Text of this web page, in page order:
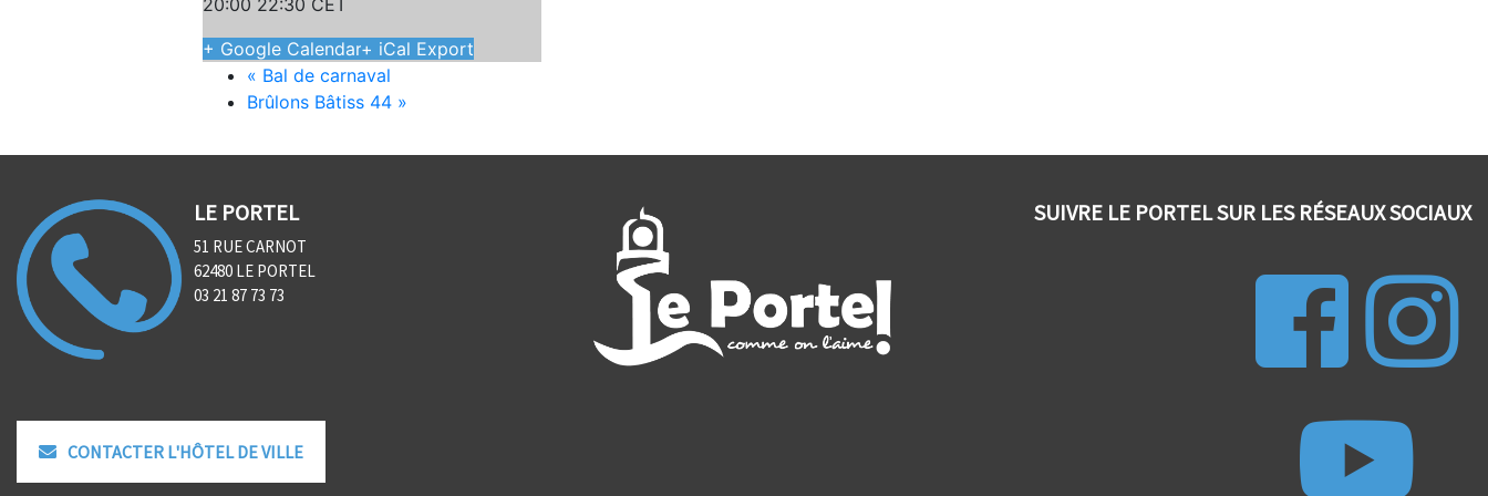
20:00 22:30 CET
+ Google Calendar+ iCal Export
« Bal de carnaval
Brûlons Bâtiss 44 »
LE PORTEL
51 RUE CARNOT
62480 LE PORTEL
03 21 87 73 73
CONTACTER L'HÔTEL DE VILLE
SUIVRE LE PORTEL SUR LES RÉSEAUX SOCIAUX